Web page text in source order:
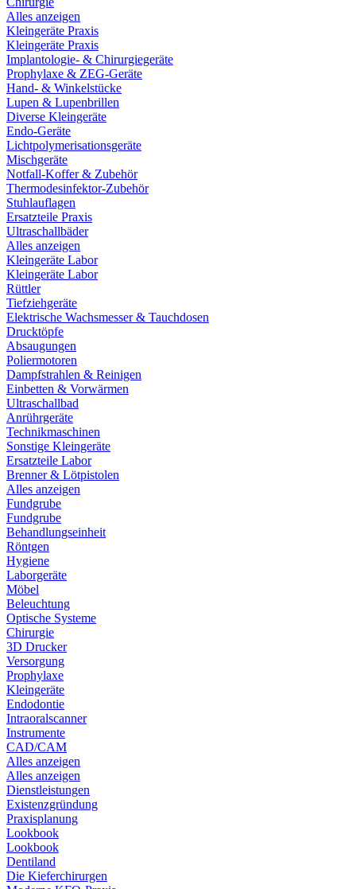
Alles anzeigen
Kleingeräte Praxis
Kleingeräte Praxis
Implantologie- & Chirurgiegeräte
Prophylaxe & ZEG-Geräte
Hand- & Winkelstücke
Lupen & Lupenbrillen
Diverse Kleingeräte
Endo-Geräte
Lichtpolymerisationsgeräte
Mischgeräte
Notfall-Koffer & Zubehör
Thermodesinfektor-Zubehör
Stuhlauflagen
Ersatzteile Praxis
Ultraschallbäder
Alles anzeigen
Kleingeräte Labor
Kleingeräte Labor
Rüttler
Tiefziehgeräte
Elektrische Wachsmesser & Tauchdosen
Drucktöpfe
Absaugungen
Poliermotoren
Dampfstrahlen & Reinigen
Einbetten & Vorwärmen
Ultraschallbad
Anrührgeräte
Technikmaschinen
Sonstige Kleingeräte
Ersatzteile Labor
Brenner & Lötpistolen
Alles anzeigen
Fundgrube
Fundgrube
Behandlungseinheit
Röntgen
Hygiene
Laborgeräte
Möbel
Beleuchtung
Optische Systeme
Chirurgie
3D Drucker
Versorgung
Prophylaxe
Kleingeräte
Endodontie
Intraoralscanner
Instrumente
CAD/CAM
Alles anzeigen
Alles anzeigen
Dienstleistungen
Existenzgründung
Praxisplanung
Lookbook
Lookbook
Dentiland
Die Kieferchirurgen